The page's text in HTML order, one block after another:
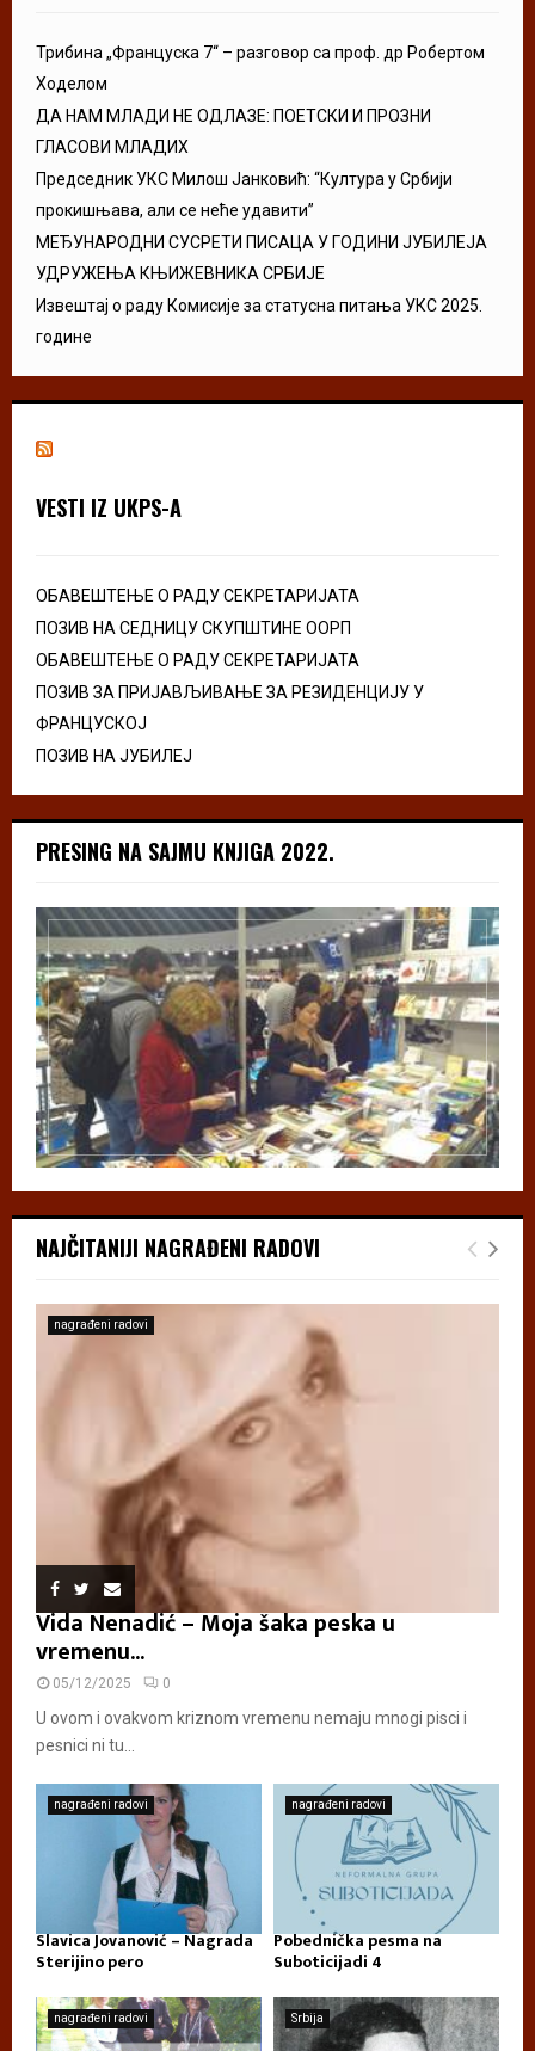
Трибина „Француска 7“ – разговор са проф. др Робертом
Ходелом
ДА НАМ МЛАДИ НЕ ОДЛАЗЕ: ПОЕТСКИ И ПРОЗНИ
ГЛАСОВИ МЛАДИХ
Председник УКС Милош Јанковић: “Култура у Србији
прокишњава, али се неће удавити”
МЕЂУНАРОДНИ СУСРЕТИ ПИСАЦА У ГОДИНИ ЈУБИЛЕЈА
УДРУЖЕЊА КЊИЖЕВНИКА СРБИЈЕ
Извештај о раду Комисије за статусна питања УКС 2025.
године
VESTI IZ UKPS-A
ОБАВЕШТЕЊЕ О РАДУ СЕКРЕТАРИЈАТА
ПОЗИВ НА СЕДНИЦУ СКУПШТИНЕ ООРП
ОБАВЕШТЕЊЕ О РАДУ СЕКРЕТАРИЈАТА
ПОЗИВ ЗА ПРИЈАВЉИВАЊЕ ЗА РЕЗИДЕНЦИЈУ У
ФРАНЦУСКОЈ
ПОЗИВ НА ЈУБИЛЕЈ
PRESING NA SAJMU KNJIGA 2022.
NAJČITANIJI NAGRAĐENI RADOVI
nagrađeni radovi
Vida Nenadić – Moja šaka peska u
vremenu...
05/12/2025 0
U ovom i ovakvom kriznom vremenu nemaju mnogi pisci i
pesnici ni tu...
nagrađeni radovi
Slavica Jovanović – Nagrada
Sterijino pero
nagrađeni radovi
Pobednička pesma na
Suboticijadi 4
nagrađeni radovi Srbija